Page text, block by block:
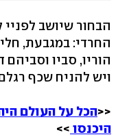
הבחור שיושב
החרדי: במגבעת,
הוריו, סביו וסביהם
ויש להניח שכף
<<הכל על העולם
היכנסו >>